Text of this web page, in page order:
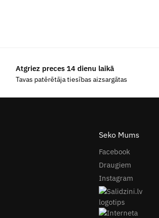
Atgriez preces 14 dienu laikā
Tavas patērētāja tiesības aizsargātas
Seko Mums
Facebook
Draugiem
Instagram